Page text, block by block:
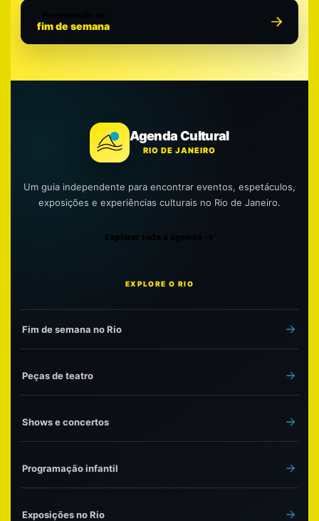
fim de semana
Agenda Cultural
RIO DE JANEIRO
Um guia independente para encontrar eventos, espetáculos,
exposições e experiências culturais no Rio de Janeiro.
Explorar toda a agenda
EXPLORE O RIO
Fim de semana no Rio
Peças de teatro
Shows e concertos
Programação infantil
Exposições no Rio